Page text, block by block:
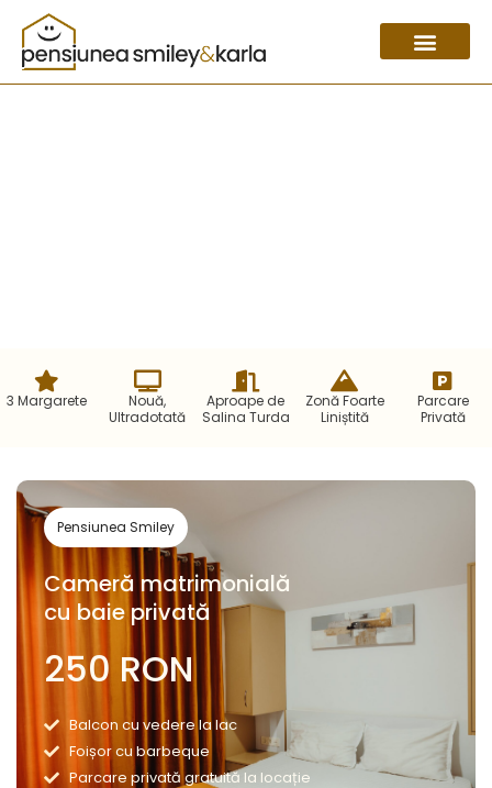
3 Margarete
Nouă,
Ultradotată
Aproape de
Salina Turda
Zonă Foarte
Liniștită
Parcare
Privată
Pensiunea Smiley
Cameră matrimonială
cu baie privată
250 RON
Balcon cu vedere la lac
Foișor cu barbeque
Parcare privată gratuită la locație